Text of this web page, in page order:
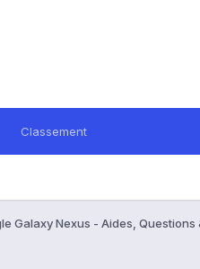
Classement
Galaxy Nexus - Aides,